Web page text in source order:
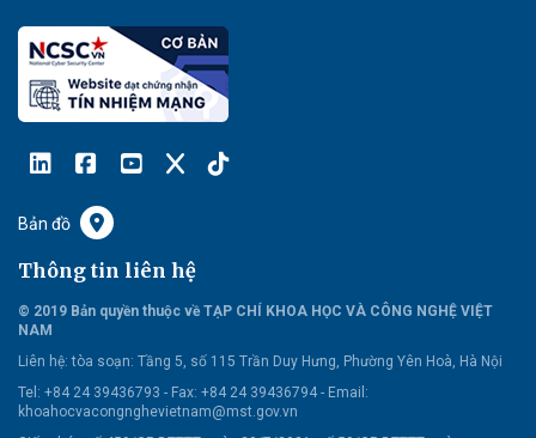
Bản đồ
Thông tin liên hệ
© 2019 Bản quyền thuộc về TẠP CHÍ KHOA HỌC VÀ CÔNG NGHỆ VIỆT
NAM
Liên hệ: tòa soạn: Tầng 5, số 115 Trần Duy Hưng, Phường Yên Hoà, Hà Nội
Tel: +84 24 39436793 - Fax: +84 24 39436794 - Email:
khoahocvacongnghevietnam@mst.gov.vn